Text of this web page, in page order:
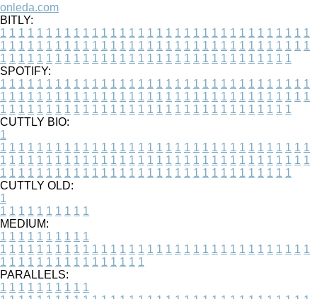
onleda.com
BITLY:
1 1 1 1 1 1 1 1 1 1 1 1 1 1 1 1 1 1 1 1 1 1 1 1 1 1 1 1 1 1 1 1 1 1
1 1 1 1 1 1 1 1 1 1 1 1 1 1 1 1 1 1 1 1 1 1 1 1 1 1 1 1 1 1 1 1 1 1
1 1 1 1 1 1 1 1 1 1 1 1 1 1 1 1 1 1 1 1 1 1 1 1 1 1 1 1 1 1 1 1
SPOTIFY:
1 1 1 1 1 1 1 1 1 1 1 1 1 1 1 1 1 1 1 1 1 1 1 1 1 1 1 1 1 1 1 1 1 1
1 1 1 1 1 1 1 1 1 1 1 1 1 1 1 1 1 1 1 1 1 1 1 1 1 1 1 1 1 1 1 1 1 1
1 1 1 1 1 1 1 1 1 1 1 1 1 1 1 1 1 1 1 1 1 1 1 1 1 1 1 1 1 1 1 1
CUTTLY BIO:
1
1 1 1 1 1 1 1 1 1 1 1 1 1 1 1 1 1 1 1 1 1 1 1 1 1 1 1 1 1 1 1 1 1 1
1 1 1 1 1 1 1 1 1 1 1 1 1 1 1 1 1 1 1 1 1 1 1 1 1 1 1 1 1 1 1 1 1 1
1 1 1 1 1 1 1 1 1 1 1 1 1 1 1 1 1 1 1 1 1 1 1 1 1 1 1 1 1 1 1 1
CUTTLY OLD:
1
1 1 1 1 1 1 1 1 1 1
MEDIUM:
1 1 1 1 1 1 1 1 1 1
1 1 1 1 1 1 1 1 1 1 1 1 1 1 1 1 1 1 1 1 1 1 1 1 1 1 1 1 1 1 1 1 1 1
1 1 1 1 1 1 1 1 1 1 1 1 1 1 1 1
PARALLELS:
1 1 1 1 1 1 1 1 1 1